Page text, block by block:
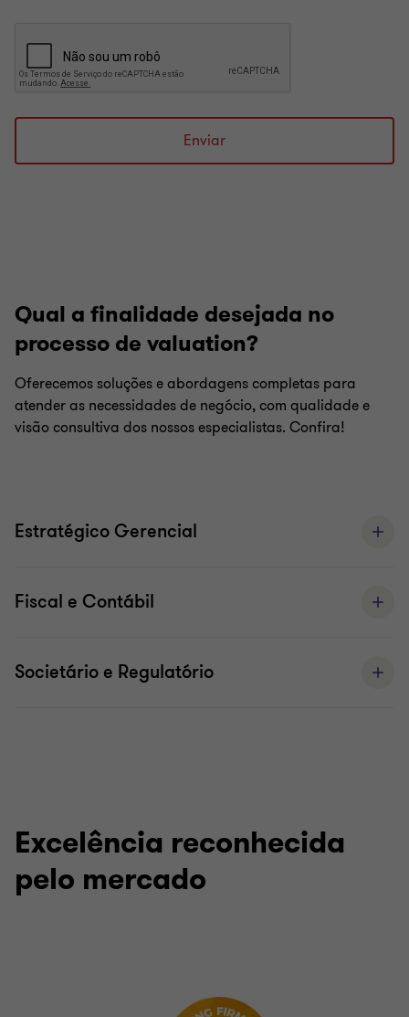
Enviar
Qual a finalidade desejada no
processo de valuation?
Oferecemos soluções e abordagens completas para
atender as necessidades de negócio, com qualidade e
visão consultiva dos nossos especialistas. Confira!
Estratégico Gerencial
Fiscal e Contábil
Societário e Regulatório
Excelência reconhecida
pelo mercado